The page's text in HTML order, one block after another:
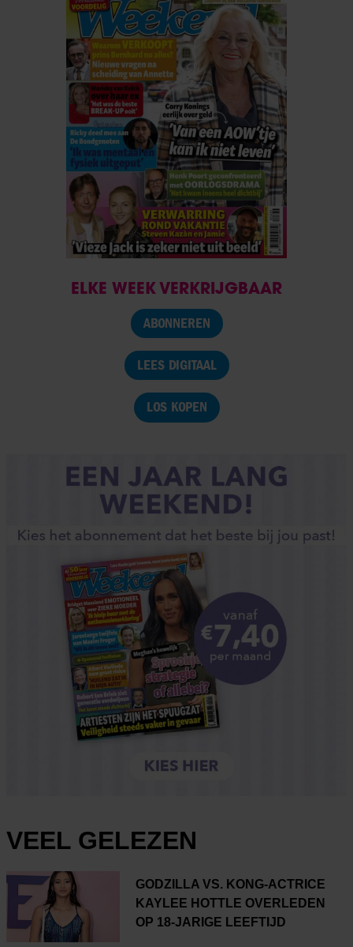
ELKE WEEK VERKRIJGBAAR
ABONNEREN
LEES DIGITAAL
LOS KOPEN